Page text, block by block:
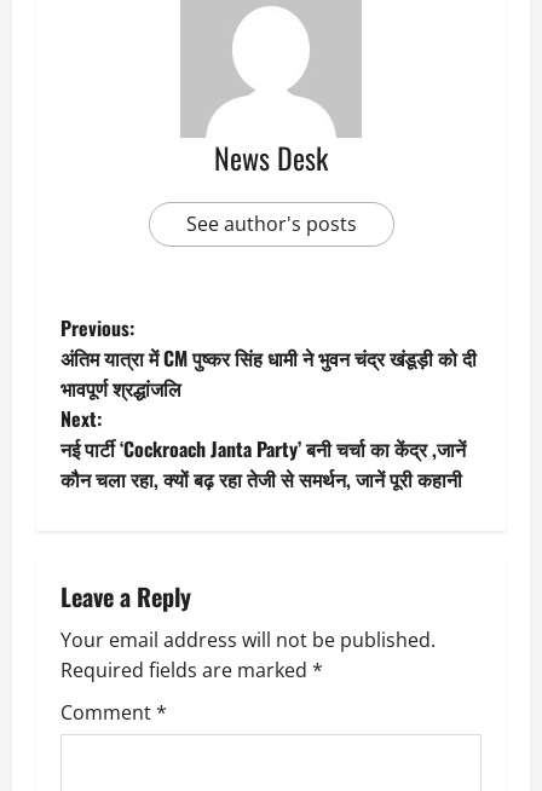
News Desk
See author's posts
P
o
s
t
a
v
i
g
Previous:
अंतिम यात्रा में CM पुष्कर सिंह धामी ने भुवन चंद्र खंडूड़ी को दी
भावपूर्ण श्रद्धांजलि
Next:
नई पार्टी ‘Cockroach Janta Party’ बनी चर्चा का केंद्र ,जानें
कौन चला रहा, क्यों बढ़ रहा तेजी से समर्थन, जानें पूरी कहानी
Leave a Reply
Your email address will not be published.
Required fields are marked *
Comment*